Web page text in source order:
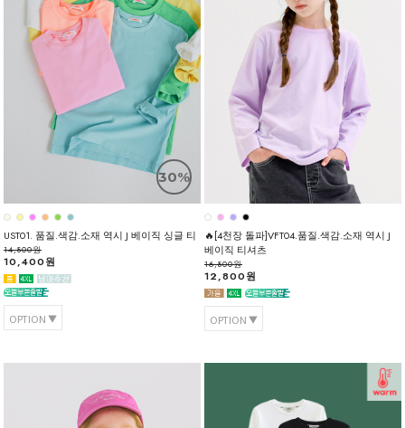
30%
UST01. 품질.색감.소재 역시 J 베이직 싱글 티
14,800원
10,400원
OPTION
🔥[4천장 돌파]VFT04.품질.색감.소재 역시 J
베이직 티셔츠
16,800원
12,800원
OPTION